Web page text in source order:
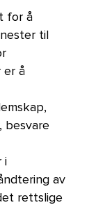
for å
til
er å
besvare
i
av
rettslige